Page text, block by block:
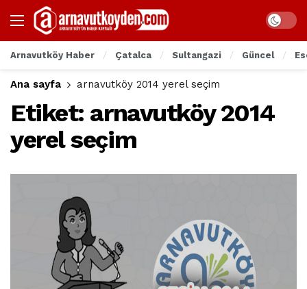
Arnavutköy Haber Çatalca Sultangazi Güncel
Ana sayfa arnavutköy 2014 yerel seçim
Etiket: arnavutköy 2014
yerel seçim